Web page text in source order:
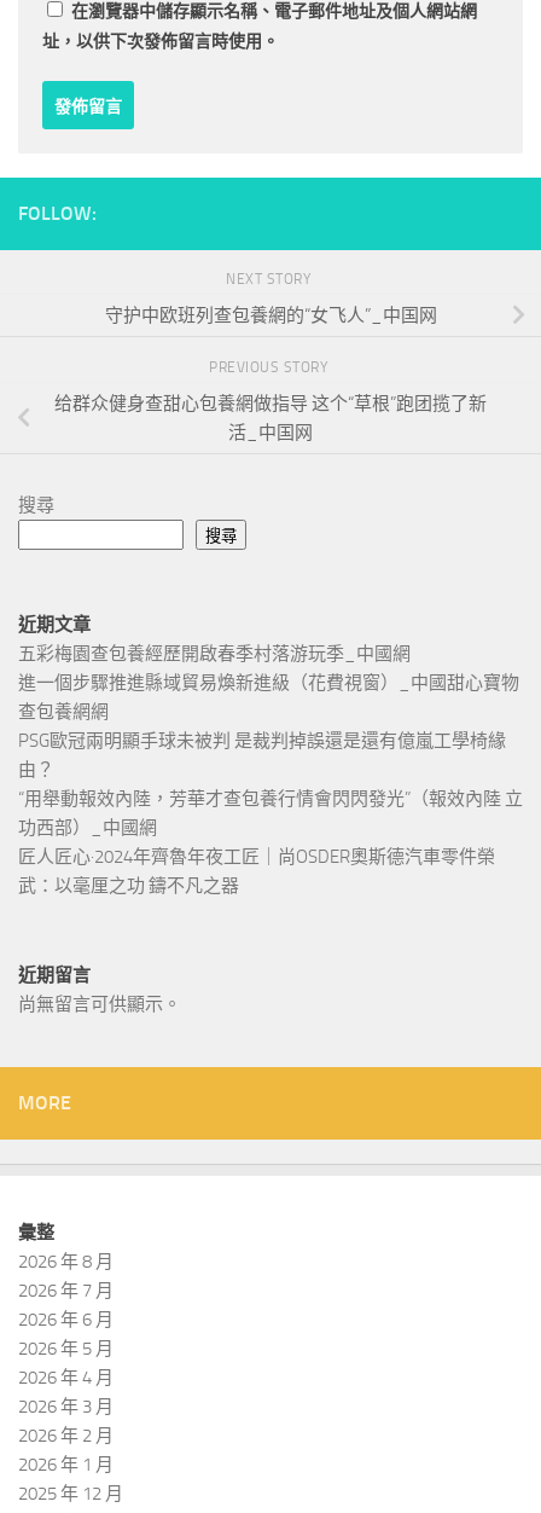
在瀏覽器中儲存顯示名稱、電子郵件地址及個人網站網
址，以供下次發佈留言時使用。
FOLLOW:
NEXT STORY
守护中欧班列查包養網的“女飞人”_中国网
PREVIOUS STORY
给群众健身查甜心包養網做指导 这个“草根”跑团揽了新
活_中国网
搜尋
搜尋
近期文章
五彩梅園查包養經歷開啟春季村落游玩季_中國網
進一個步驟推進縣域貿易煥新進級（花費視窗）_中國甜心寶物
查包養網網
PSG歐冠兩明顯手球未被判 是裁判掉誤還是還有億嵐工學椅緣
由？
“用舉動報效內陸，芳華才查包養行情會閃閃發光”（報效內陸 立
功西部）_中國網
匠人匠心·2024年齊魯年夜工匠｜尚OSDER奧斯德汽車零件榮
武：以毫厘之功 鑄不凡之器
近期留言
尚無留言可供顯示。
MORE
彙整
2026 年 8 月
2026 年 7 月
2026 年 6 月
2026 年 5 月
2026 年 4 月
2026 年 3 月
2026 年 2 月
2026 年 1 月
2025 年 12 月